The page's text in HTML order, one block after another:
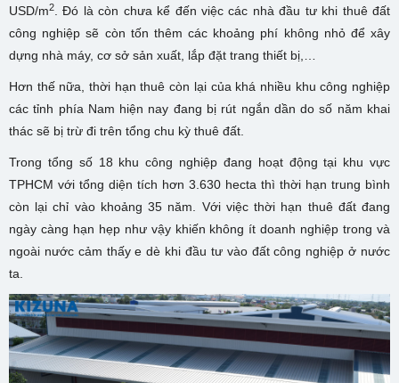
USD/m2
. Đó là còn chưa kể đến việc các nhà đầu tư khi thuê đất
công nghiệp sẽ còn tốn thêm các khoảng phí không nhỏ để xây
dựng nhà máy, cơ sở sản xuất, lắp đặt trang thiết bị,…
Hơn thế nữa, thời hạn thuê còn lại của khá nhiều khu công nghiệp
các tỉnh phía Nam hiện nay đang bị rút ngắn dần do số năm khai
thác sẽ bị trừ đi trên tổng chu kỳ thuê đất.
Trong tổng số 18 khu công nghiệp đang hoạt động tại khu vực
TPHCM với tổng diện tích hơn 3.630 hecta thì thời hạn trung bình
còn lại chỉ vào khoảng 35 năm. Với việc thời hạn thuê đất đang
ngày càng hạn hẹp như vậy khiến không ít doanh nghiệp trong và
ngoài nước cảm thấy e dè khi đầu tư vào đất công nghiệp ở nước
ta.